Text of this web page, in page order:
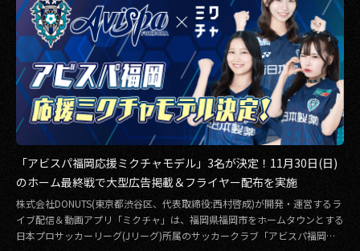
「アビスパ福岡応援ミクチャモデル」3名が決定！11月30日(日)
のホーム最終戦で大型広告掲載＆フライヤー配布を実施
株式会社DONUTS(東京都渋谷区、代表取締役:西村啓成)が開発・運営するラ
イブ配信＆動画アプリ「ミクチャ」は、福岡県福岡市をホームタウンとする
日本プロサッカーリーグ(Jリーグ)所属のサッカークラブ「アビスパ福岡」